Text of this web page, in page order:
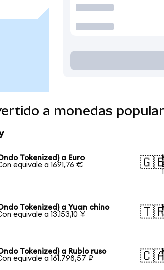
a monedas
Tokenized) a Euro
equivale a 1691,76 €
Tokenized) a Yuan chino
equivale a 13.153,10 ¥
Tokenized) a Rublo ruso
equivale a 161.798,57 ₽